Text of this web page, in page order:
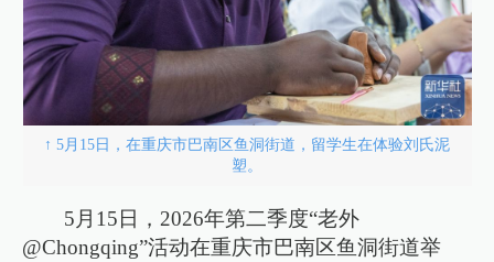
↑ 5月15日，在重庆市巴南区鱼洞街道，留学生在体验刘氏泥
塑。
5月15日，2026年第二季度“老外
@Chongqing”活动在重庆市巴南区鱼洞街道举